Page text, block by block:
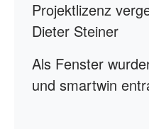
Projektlizenz
Dieter Steiner
Als Fenster
und smartwin